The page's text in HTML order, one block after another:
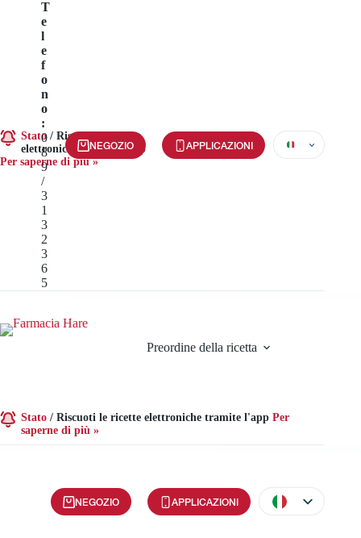
contenuto
Stato/ Riscuoti le ricette
elettroniche tramite l'app
Per saperne di più »
T
e
l
e
f
o
n
o
:
0
8
9
/
3
1
3
2
3
6
5
NEGOZIO APPLICAZIONI
Preordine della ricetta
Stato / Riscuoti le ricette elettroniche tramite l'app Per
saperne di più »
NEGOZIO APPLICAZIONI